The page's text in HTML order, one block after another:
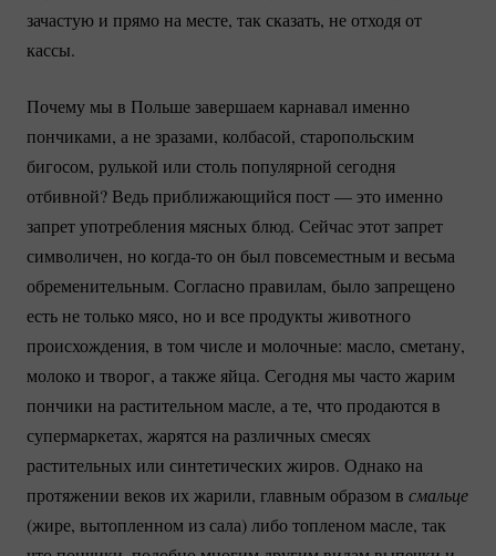
зачастую и прямо на месте, так сказать, не отходя от
кассы.
Почему мы в Польше завершаем карнавал именно
пончиками, а не зразами, колбасой, старопольским
бигосом, рулькой или столь популярной сегодня
отбивной? Ведь приближающийся пост — это именно
запрет употребления мясных блюд. Сейчас этот запрет
символичен, нокогда-тоон был повсеместным и весьма
обременительным. Согласно правилам, было запрещено
есть не только мясо, но и все продукты животного
происхождения, в том числе и молочные: масло, сметану,
молоко и творог, а также яйца. Сегодня мы часто жарим
пончики на растительном масле, а те, что продаются в
супермаркетах, жарятся на различных смесях
растительных или синтетических жиров. Однако на
протяжении веков их жарили, главным образом в
(жире, вытопленном из сала) либо топленом масле, так